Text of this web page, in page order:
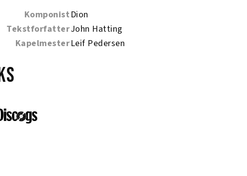
Komponist Dion
TekstforfatterJohn Hatting
KapelmesterLeif Pedersen